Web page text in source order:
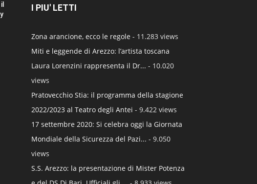
I PIU' LETTI
Zona arancione, ecco le regole - 11.283 views
Miti e leggende di Arezzo: l’artista toscana
Laura Lorenzini rappresenta il Dr... - 10.020
views
Pratovecchio Stia: il programma della stagione
2022/2023 al Teatro degli Antei - 9.422 views
17 settembre 2020: Si celebra oggi la Giornata
Mondiale della Sicurezza del Pazi... - 9.050
views
S.S. Arezzo: la presentazione di Mister Potenza